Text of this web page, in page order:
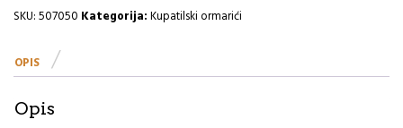
zidni
bijeli
Ceramic
SKU:507050 Kategorija:Kupatilski ormarići
OPIS
Opis